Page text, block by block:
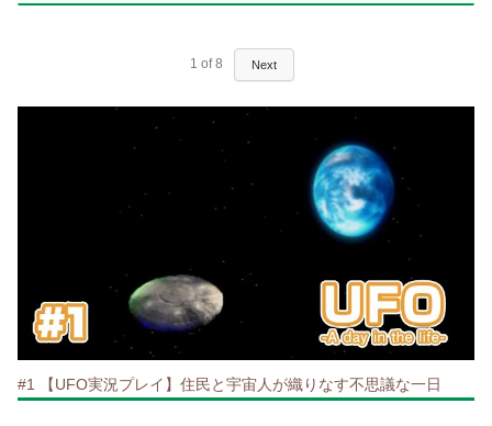
1 of 8 Next
#1 【UFO実況プレイ】住民と宇宙人が織りなす不思議な一日